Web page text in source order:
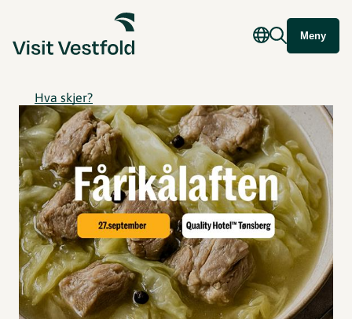
Meny
Hva skjer?